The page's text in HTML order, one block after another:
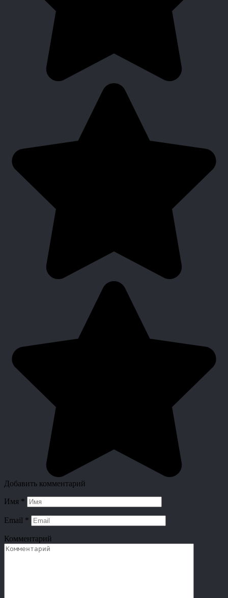
Добавить комментарий
Имя *
Email *
Комментарий